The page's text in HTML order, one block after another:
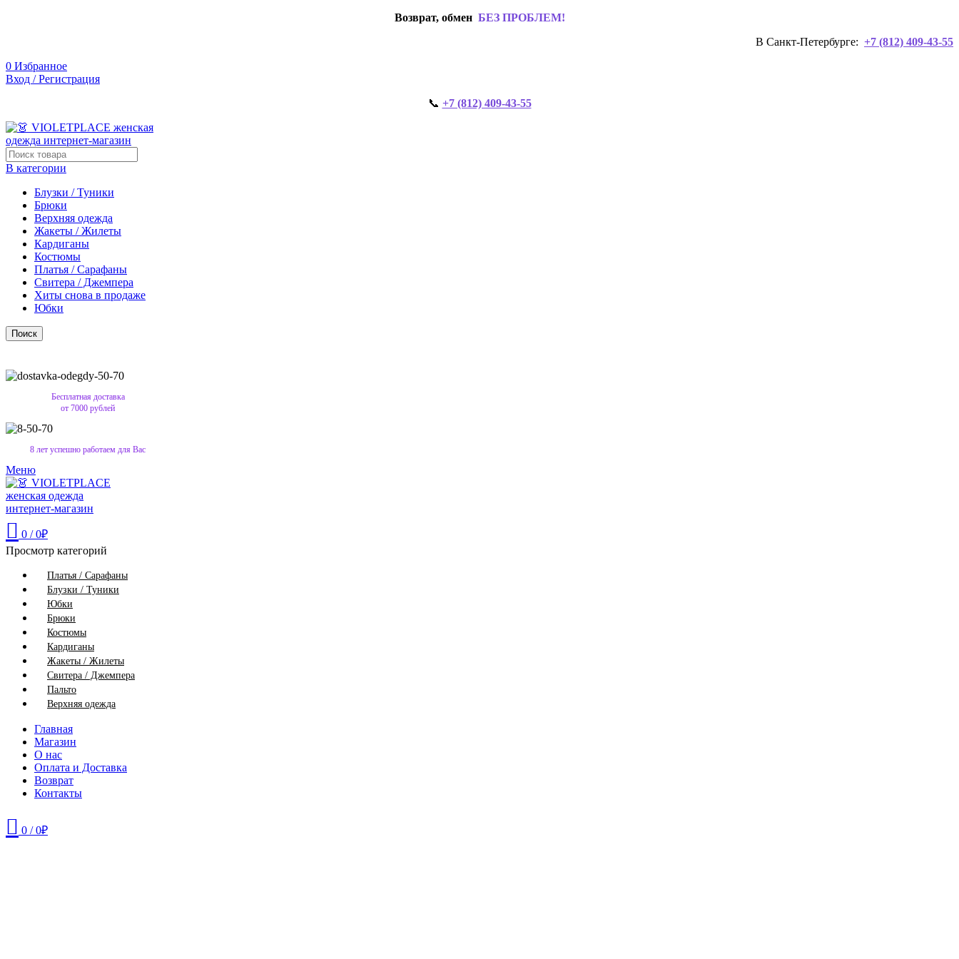
Возврат, обмен БЕЗ ПРОБЛЕМ!
В Санкт-Петербурге: +7 (812) 409-43-55
0 Избранное
Вход / Регистрация
📞 +7 (812) 409-43-55
В категории
Блузки / Туники
Брюки
Верхняя одежда
Жакеты / Жилеты
Кардиганы
Костюмы
Платья / Сарафаны
Свитера / Джемпера
Хиты снова в продаже
Юбки
Поиск
Бесплатная доставка
от 7000 рублей
8 лет успешно работаем для Вас
Меню
0 / 0₽
Просмотр категорий
Платья / Сарафаны
Блузки / Туники
Юбки
Брюки
Костюмы
Кардиганы
Жакеты / Жилеты
Свитера / Джемпера
Пальто
Верхняя одежда
Главная
Магазин
О нас
Оплата и Доставка
Возврат
Контакты
0 / 0₽